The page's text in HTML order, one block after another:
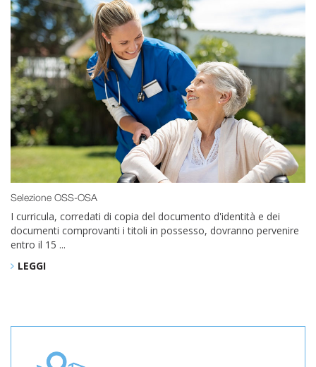
Selezione OSS-OSA
I curricula, corredati di copia del documento d'identità e dei
documenti comprovanti i titoli in possesso, dovranno pervenire
entro il 15 ...
LEGGI